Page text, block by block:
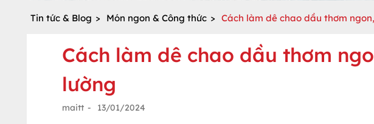
Tin tức & Blog > Món ngon & Công thức > Cách làm dê chao dầu thơm
Cách làm dê chao dầu thơm
lường
maitt - 13/01/2024